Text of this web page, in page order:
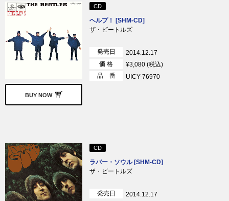
BUY NOW
CD
ヘルプ！ [SHM-CD]
ザ・ビートルズ
発売日
2014.12.17
価 格
¥3,080 (税込)
品 番
UICY-76970
CD
ラバー・ソウル [SHM-CD]
ザ・ビートルズ
発売日
2014.12.17